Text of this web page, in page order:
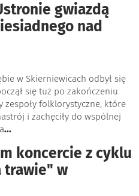
gwiazdą
nad
w Skierniewicach odbył się
się tuż po zakończeniu
zespoły folklorystyczne, które
i zachęciły do wspólnej
...
koncercie z cyklu
trawie" w